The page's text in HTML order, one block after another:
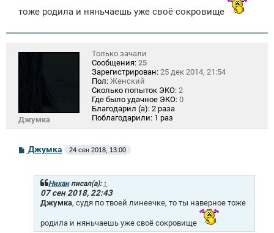
тоже родила и няньчаешь уже своё сокровище
Джумка
Только зачали
Сообщения: 25
Зарегистрирован: 25 дек 2014, 21:54
Пол: Женский
Сколько попыток ЭКО: 2
Где было удачное ЭКО: 0
Благодарил (а): 2 раза
Поблагодарили: 1 раз
С
Джумка 24 сен 2018, 13:00
Ниханписал(а): ↑
07 сен 2018, 22:43
Джумка, судя по твоей линеечке, то ты наверное тоже
родила и няньчаешь уже своё сокровище